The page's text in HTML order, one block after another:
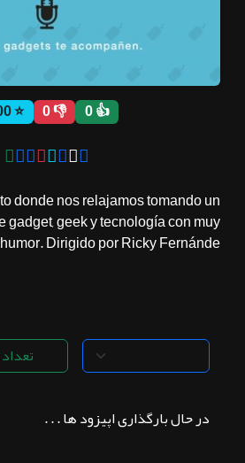
سوالات
متداول
👍 0
👎 0
⭐ 0.00
donde nos relajamos tomando un
gadget, geek y tecnología con muy
Dirigido por Ricky Fernánde...
تعداد
در حال بارگذاری اپیزود ها . . .